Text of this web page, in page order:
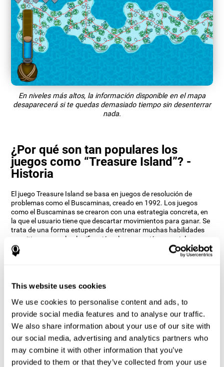
This website uses cookies
We use cookies to personalise content and ads, to
provide social media features and to analyse our traffic.
We also share information about your use of our site with
our social media, advertising and analytics partners who
may combine it with other information that you’ve
provided to them or that they’ve collected from your use
En niveles más altos, la información disponible en el mapa
desaparecerá si te quedas demasiado tiempo sin desenterrar
nada.
¿Por qué son tan populares los
juegos como “Treasure Island”? -
Historia
El juego Treasure Island se basa en juegos de resolución de
problemas como el Buscaminas, creado en 1992. Los juegos
como el Buscaminas se crearon con una estrategia concreta, en
la que el usuario tiene que descartar movimientos para ganar. Se
trata de una forma estupenda de entrenar muchas habilidades
cognitivas, como la planificación y la percepción espacial.
Los neuropsicólogos de CogniFit decidieron inspirarse en este
¿Cómo mejora el juego mental
“Treasure Island” mis habilidades
cognitivas?
Al jugar repetidamente y entrenar consistentemente el patrón de
activación neural específico ayuda a que los circuitos neuronales
se reorganicen y recuperen funciones cognitivas debilitadas o